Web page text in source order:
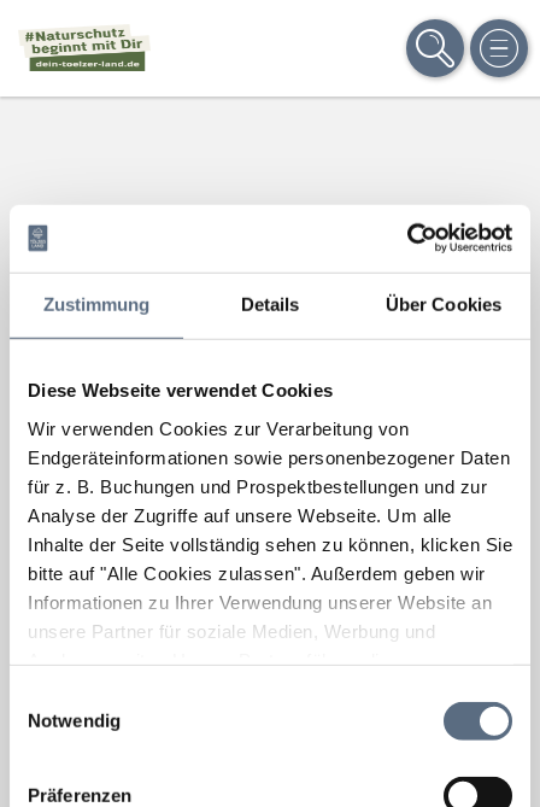
Zustimmung Details Über Cookies
Diese Webseite verwendet Cookies
Wir verwenden Cookies zur Verarbeitung von
Endgeräteinformationen sowie personenbezogener Daten
für z. B. Buchungen und Prospektbestellungen und zur
Analyse der Zugriffe auf unsere Webseite. Um alle
Inhalte der Seite vollständig sehen zu können, klicken Sie
bitte auf "Alle Cookies zulassen". Außerdem geben wir
Informationen zu Ihrer Verwendung unserer Website an
unsere Partner für soziale Medien, Werbung und
zusammen, die Sie ihnen bereitgestellt haben oder die
sie im Rahmen Ihrer Nutzung der Dienste gesammelt
Notwendig
Präferenzen
SUCHE MENÜ